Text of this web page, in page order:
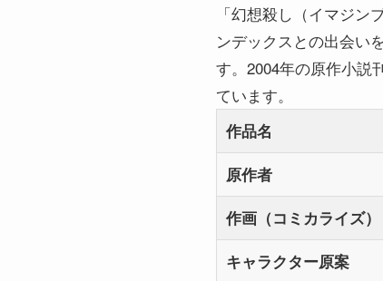
「幻想殺し（イマジ
ンデックスとの出会い
す。2004年の原作小説
ています。
作品名
原作者
作画（コミカライズ）
キャラクター原案